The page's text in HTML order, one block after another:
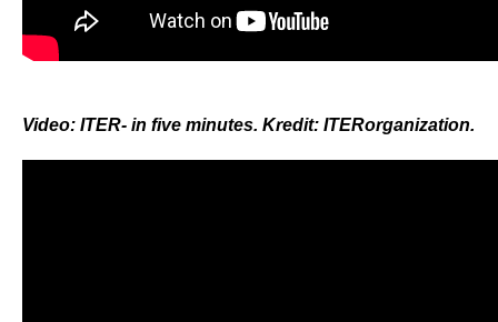
Video: ITER- in five minutes. Kredit: ITERorganization.